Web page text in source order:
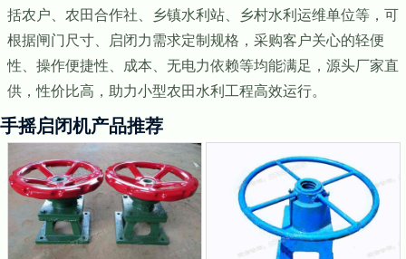
括农户、农田合作社、乡镇水利站、乡村水利运维单位等，可
根据闸门尺寸、启闭力需求定制规格，采购客户关心的轻便
性、操作便捷性、成本、无电力依赖等均能满足，源头厂家直
供，性价比高，助力小型农田水利工程高效运行。
手摇启闭机产品推荐